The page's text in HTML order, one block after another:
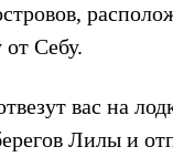
Себу.
вас на
Лилы и